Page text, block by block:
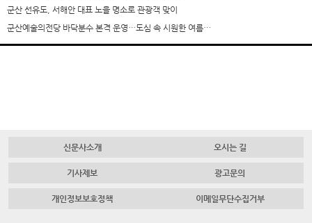
군산 선유도, 서해안 대표 노을 명소로 관광객 맞이
군산예술의전당 바닥분수 본격 운영…도심 속 시원한 여름…
신문사소개 오시는 길
기사제보 광고문의
개인정보보호정책 이메일무단수집거부